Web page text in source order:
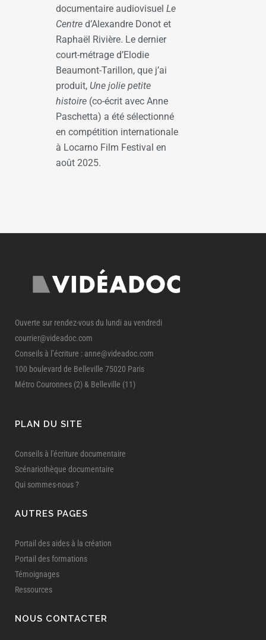
documentaire audiovisuel Le
Centre d’Alexandre Donot et
Raphaël Rivière. Le dernier
court-métrage d’Elodie
Beaumont-Tarillon, que j’ai
produit, Une jolie petite
histoire (co-écrit avec Anne
Paschetta) a été sélectionné
en compétition internationale
à Locarno Film Festival en
août 2025.
Ouverte sur rendez-vous du lundi au vendredi
courrier@videadoc.com
Conseils à l’écriture : anne@videadoc.com
100 boulevard de Belleville 75020 Paris
Métro Couronnes (2) & Belleville (11)
PLAN DU SITE
Conseils à l'écriture documentaire
Scénariothèque documentaire
Qui sommes-nous ?
AUTRES PAGES
Portail des aides à la création
Portail des formations
Témoignages
Ressources
NOUS CONTACTER